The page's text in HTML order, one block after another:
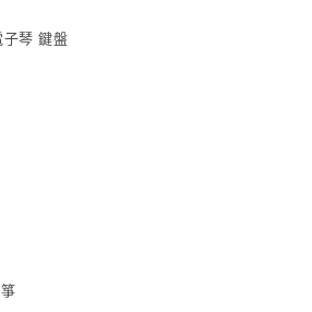
琴 鍵盤